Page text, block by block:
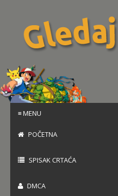
≡ MENU
POČETNA
SPISAK CRTAĆA
DMCA